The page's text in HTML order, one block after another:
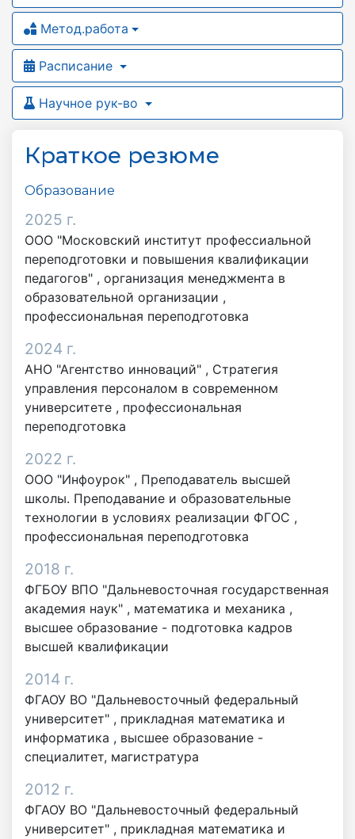
Метод.работа
Расписание
Научное рук-во
Краткое резюме
Образование
2025 г.
ООО "Московский институт профессиальной
переподготовки и повышения квалификации
педагогов" , организация менеджмента в
образовательной организации ,
профессиональная переподготовка
2024 г.
АНО "Агентство инноваций" , Стратегия
управления персоналом в современном
университете , профессиональная
переподготовка
2022 г.
ООО "Инфоурок" , Преподаватель высшей
школы. Преподавание и образовательные
технологии в условиях реализации ФГОС ,
профессиональная переподготовка
2018 г.
ФГБОУ ВПО "Дальневосточная государственная
академия наук" , математика и механика ,
высшее образование - подготовка кадров
высшей квалификации
2014 г.
ФГАОУ ВО "Дальневосточный федеральный
университет" , прикладная математика и
информатика , высшее образование -
специалитет, магистратура
2012 г.
ФГАОУ ВО "Дальневосточный федеральный
университет" , прикладная математика и